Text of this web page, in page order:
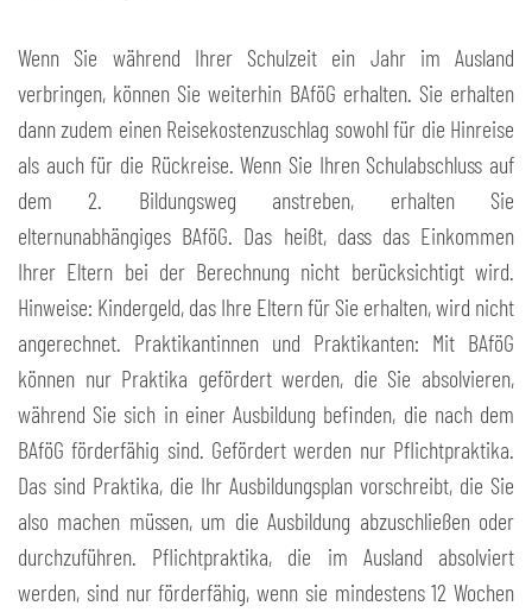
Wenn Sie während Ihrer Schulzeit ein Jahr im Ausland
verbringen, können Sie weiterhin BAföG erhalten. Sie erhalten
dann zudem einen Reisekostenzuschlag sowohl für die Hinreise
als auch für die Rückreise. Wenn Sie Ihren Schulabschluss auf
dem 2. Bildungsweg anstreben, erhalten Sie
elternunabhängiges BAföG. Das heißt, dass das Einkommen
Ihrer Eltern bei der Berechnung nicht berücksichtigt wird.
Hinweise: Kindergeld, das Ihre Eltern für Sie erhalten, wird nicht
angerechnet. Praktikantinnen und Praktikanten: Mit BAföG
können nur Praktika gefördert werden, die Sie absolvieren,
während Sie sich in einer Ausbildung befinden, die nach dem
BAföG förderfähig sind. Gefördert werden nur Pflichtpraktika.
Das sind Praktika, die Ihr Ausbildungsplan vorschreibt, die Sie
also machen müssen, um die Ausbildung abzuschließen oder
durchzuführen. Pflichtpraktika, die im Ausland absolviert
werden, sind nur förderfähig, wenn sie mindestens 12 Wochen